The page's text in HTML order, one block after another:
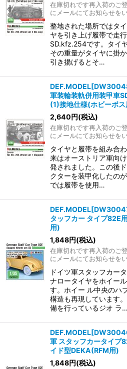
在庫切れです再入荷のご
にメールにてお知らせを
整地された場所ではタ
ヤを引き上げ履帯で走
SD.kfz.254です。タイ
その重量がタイヤに掛
引き揚げるとそ…
軍装輪装軌併用装甲車
(1)接地仕様(ホビーボス
2,640円(税込)
在庫切れです再入荷のご
にメールにてお知らせを
タイヤと履帯を組み合
来はオーストリア軍向
発されました。この後
クターを装甲化したの
では履帯を使用…
タッフカー タイプ82E
用)
1,848円(税込)
在庫切れです再入荷のご
にメールにてお知らせを
ドイツ軍スタッフカー
ナロータイヤをホイー
す。ホイー ル中央のハ
構造も再現しています
備を行っているジオ ラ…
軍 スタッフカータイプ
イド型DEKA(RFM用)
1,848円(税込)